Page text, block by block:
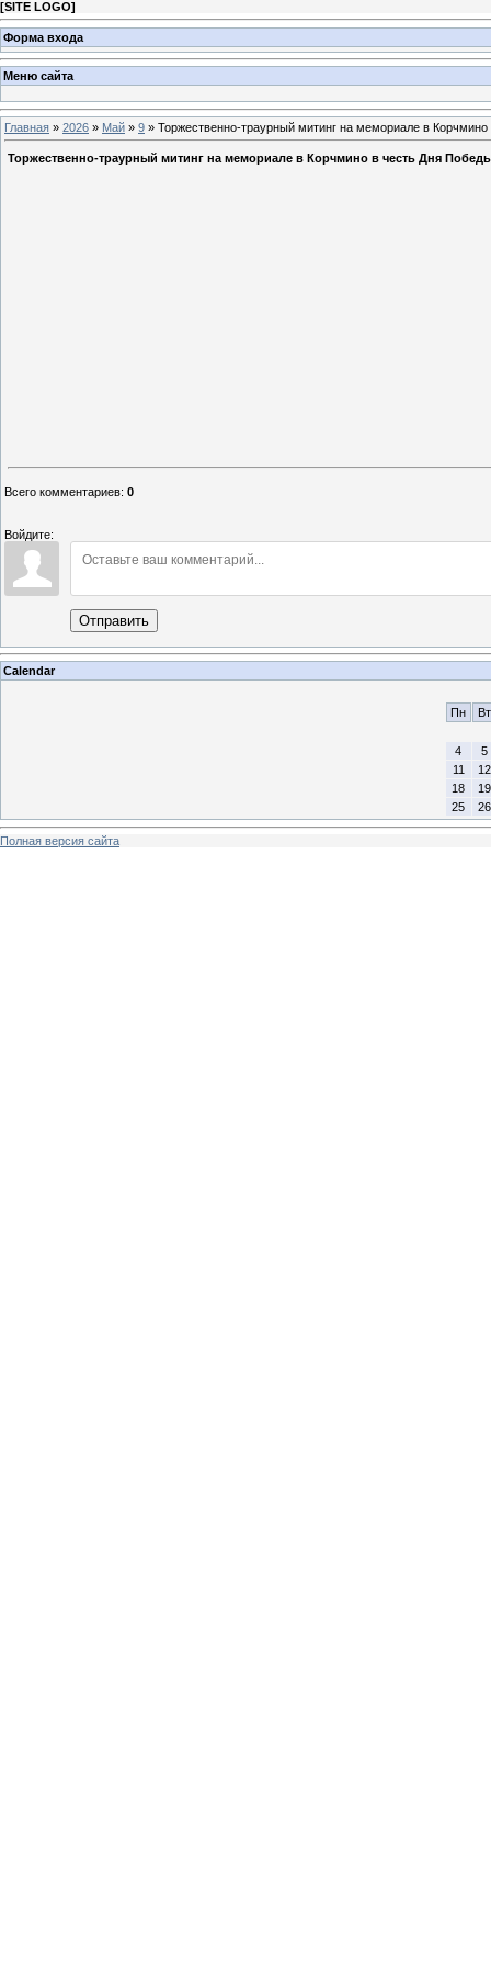
[SITE LOGO]
Форма входа
Меню сайта
Главная » 2026 » Май » 9 » Торжественно-траурный митинг на мемориале в
Торжественно-траурный митинг на мемориале в Корчмино в честь Дня
Всего комментариев: 0
Войдите:
Отправить
Calendar
Пн Вт
4
5
11
12
18
19
25
26
Полная версия сайта